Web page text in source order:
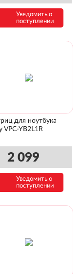
Уведомить о
поступлении
для ноутбука
VPC-YB2L1R
2 099
Уведомить о
поступлении